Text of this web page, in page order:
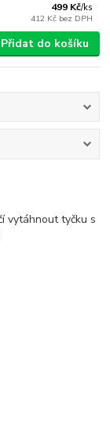
499 Kč/ks
412 Kč bez DPH
Přidat do košíku
vytáhnout tyčku s